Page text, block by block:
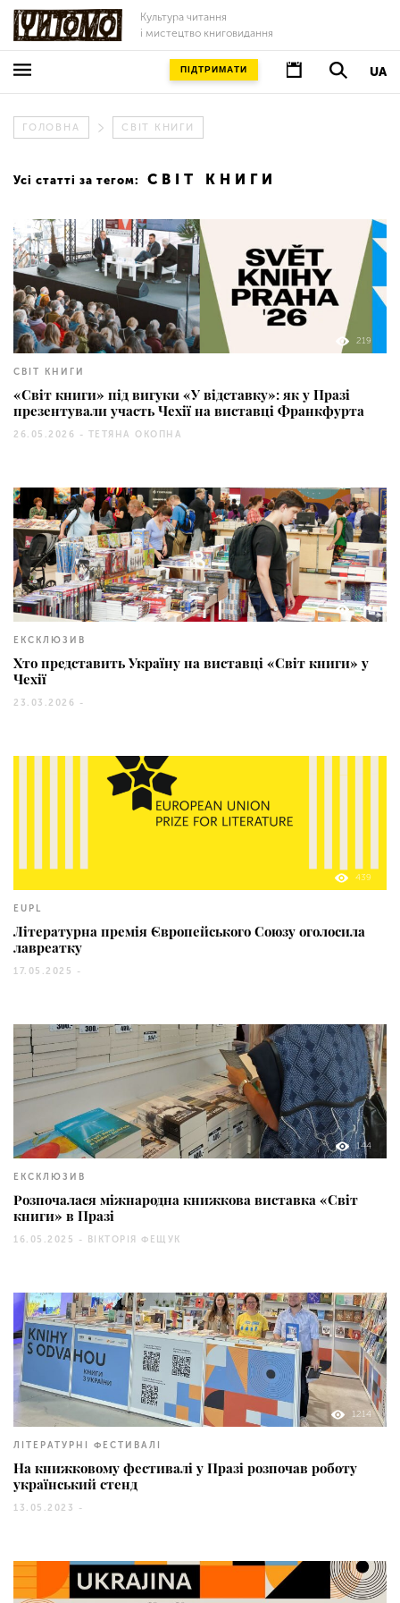
Культура читання
і мистецтво книговидання
UA
ПІДТРИМАТИ
ГОЛОВНА СВІТ КНИГИ
Усі статті за тегом: СВІТ КНИГИ
219
СВІТ КНИГИ
«Світ книги» під вигуки «У відставку»: як у Празі
презентували участь Чехії на виставці Франкфурта
26.05.2026 - ТЕТЯНА ОКОПНА
931
ЕКСКЛЮЗИВ
Хто представить Україну на виставці «Світ книги» у
Чехії
23.03.2026 -
439
EUPL
Літературна премія Європейського Союзу оголосила
лавреатку
17.05.2025 -
144
ЕКСКЛЮЗИВ
Розпочалася міжнародна книжкова виставка «Світ
книги» в Празі
16.05.2025 - ВІКТОРІЯ ФЕЩУК
1214
ЛІТЕРАТУРНІ ФЕСТИВАЛІ
На книжковому фестивалі у Празі розпочав роботу
український стенд
13.05.2023 -